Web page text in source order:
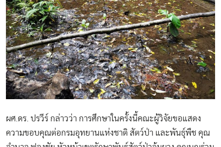
ผศ.ดร. ปรวีร์ กล่าวว่า การศึกษาในครั้งนี้คณะผู้วิจัยขอแสดง
ความขอบคุณต่อกรมอุทยานแห่งชาติ สัตว์ป่า และพันธุ์พืช คุณ